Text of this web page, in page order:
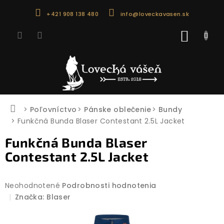
+421 908 138 480 info@loveckavasen.sk
Domov
Poľovníctvo Pánske oblečenie
Bundy
Funkčná Bunda Blaser Contestant 2.5L Jacket
Funkčná Bunda Blaser
Contestant 2.5L Jacket
Priemerné
hodnotenie
Neohodnotené Podrobnosti hodnotenia
Značka: Blaser